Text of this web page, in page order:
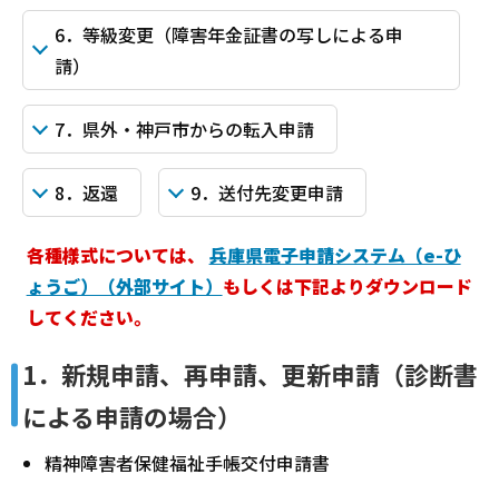
6．等級変更（障害年金証書の写しによる申
請）
7．県外・神戸市からの転入申請
8．返還 9．送付先変更申請
各種様式については、 兵庫県電子申請システム（e-ひ
ょうご）（外部サイト） もしくは下記よりダウンロード
してください。
1．新規申請、再申請、更新申請（診断書
による申請の場合）
精神障害者保健福祉手帳交付申請書